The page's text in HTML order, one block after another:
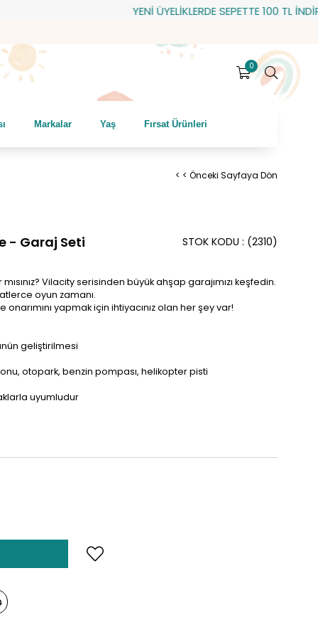
YENİ ÜYELİKLERDE SEPETTE 100 TL İNDİRİM!
0
Markalar Yaş Fırsat Ürünleri
< < Önceki Sayfaya Dön
- Garaj Seti (2310)
STOK KODU
Vilacity serisinden büyük ahşap garajımızı keşfedin.
oyun zamanı.
onarımını yapmak için ihtiyacınız olan her şey var!
geliştirilmesi
otopark, benzin pompası, helikopter pisti
uyumludur